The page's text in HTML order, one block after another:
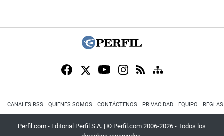
CANALES RSS QUIENES SOMOS CONTÁCTENOS PRIVACIDAD EQUIPO
Perfil.com - Editorial Perfil S.A. | © Perfil.com 2006-2026 - Todos los